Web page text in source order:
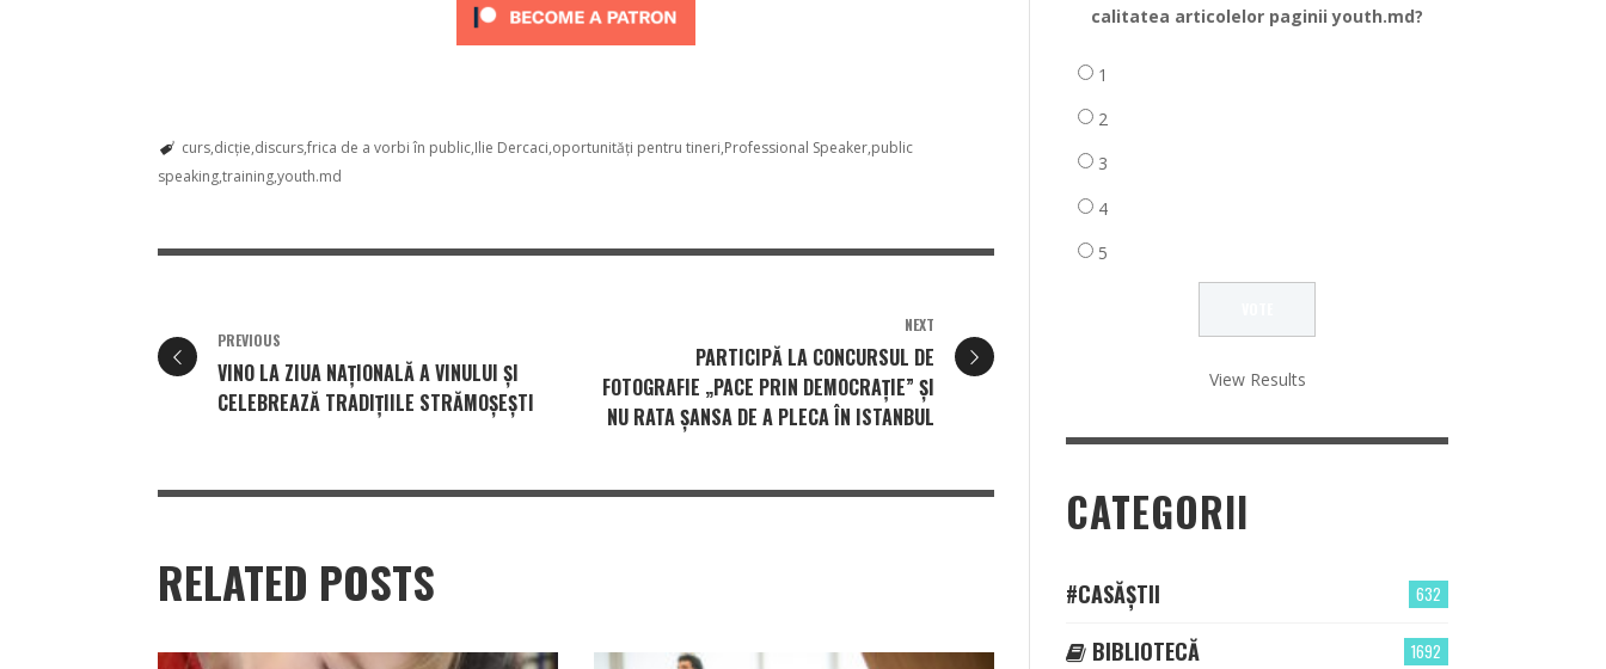
curs dicție discursfrica de a vorbi în public Ilie Dercaci oportunități pentru tineri Professional Speaker public
speakingtrainingyouth.md
PREVIOUS
VINO LA ZIUA NAȚIONALĂ A VINULUI ȘI
CELEBREAZĂ TRADIȚIILE STRĂMOȘEȘTI
NEXT
PARTICIPĂ LA CONCURSUL DE
FOTOGRAFIE „PACE PRIN DEMOCRAȚIE” ŞI
NU RATA ŞANSA DE A PLECA ÎN ISTANBUL
RELATED POSTS
calitatea articolelor paginii youth.md?
1
2
3
4
5
View Results
CATEGORII
632
#CASĂȘTII
1692
BIBLIOTECĂ